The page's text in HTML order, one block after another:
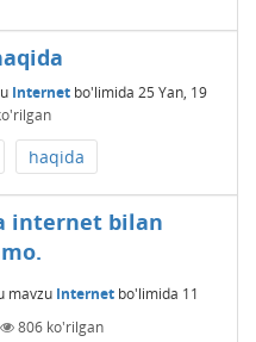
Internetbo'limida 25 Yan, 19
haqida
internet bilan
mavzu Internetbo'limida 11
806ko'rilgan